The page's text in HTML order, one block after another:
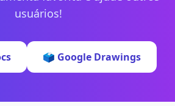
usuários!
🗳️ Google Drawings